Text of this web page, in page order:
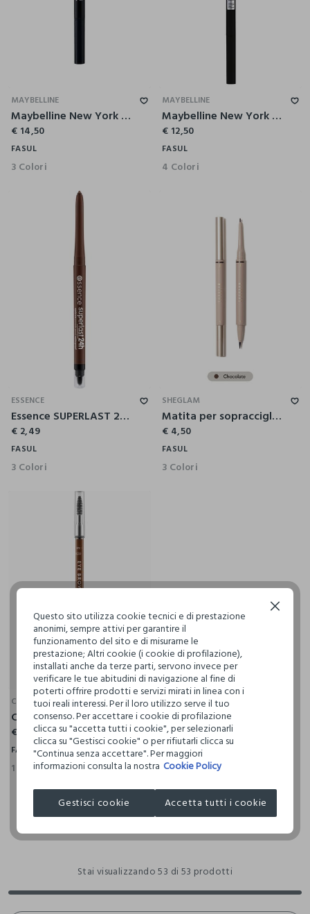
MAYBELLINE
Maybelline New York Matita-Ombretto Express Brow 2-in-1, Per sopracciglia piene e naturali, Dark Blond (01).
€ 14,50
FASUL
3 Colori
MAYBELLINE
Maybelline New York Matita Sopracciglia Express Brow Ultra Slim, Per Sopracciglia Precise e definite, 006 Black Brown.
€ 12,50
FASUL
4 Colori
ESSENCE
Essence SUPERLAST 24h matita waterproof sopracciglia 20
€ 2,49
FASUL
3 Colori
SHEGLAM
Matita per sopracciglia Brows On Demand 2-In-1 – Cioccolato
€ 4,50
FASUL
3 Colori
CATRICE
Catrice Eye Brow Stylist Matita Sopracciglia 035
€ 2,99
FASUL
1 Colori
Stai visualizzando 53 di 53 prodotti
Questo sito utilizza cookie tecnici e di prestazione
anonimi, sempre attivi per garantire il
funzionamento del sito e di misurarne le
prestazione; Altri cookie (i cookie di profilazione),
installati anche da terze parti, servono invece per
verificare le tue abitudini di navigazione al fine di
poterti offrire prodotti e servizi mirati in linea con i
tuoi reali interessi. Per il loro utilizzo serve il tuo
consenso. Per accettare i cookie di profilazione
clicca su "accetta tutti i cookie", per selezionarli
clicca su "Gestisci cookie" o per rifiutarli clicca su
"Continua senza accettare". Per maggiori
informazioni consulta la nostra Cookie Policy
Gestisci cookie Accetta tutti i cookie
Continua senza accettare